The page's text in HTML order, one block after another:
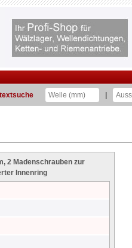
2 Madenschrauben zur
Innenring